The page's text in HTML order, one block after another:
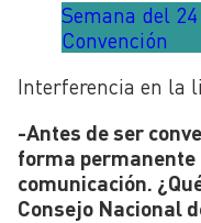
Semana del
Convención
Interferencia en la
-Antes de ser
forma permanente
comunicación.
Consejo Nacional